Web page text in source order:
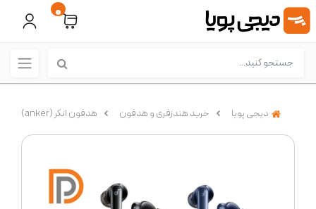
0
دیجی پویا خرید هندزفری و هدفون هدفون انکر (anker)